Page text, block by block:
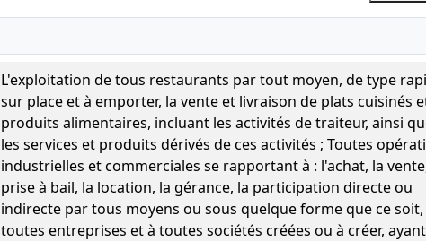
L'exploitation de tous restaurants par tout moyen, de type
sur place et à emporter, la vente et livraison de plats cuisinés
produits alimentaires, incluant les activités de traiteur, ainsi
les services et produits dérivés de ces activités ; Toutes
industrielles et commerciales se rapportant à : l'achat, la
prise à bail, la location, la gérance, la participation directe ou
indirecte par tous moyens ou sous quelque forme que ce soit,
toutes entreprises et à toutes sociétés créées ou à créer,